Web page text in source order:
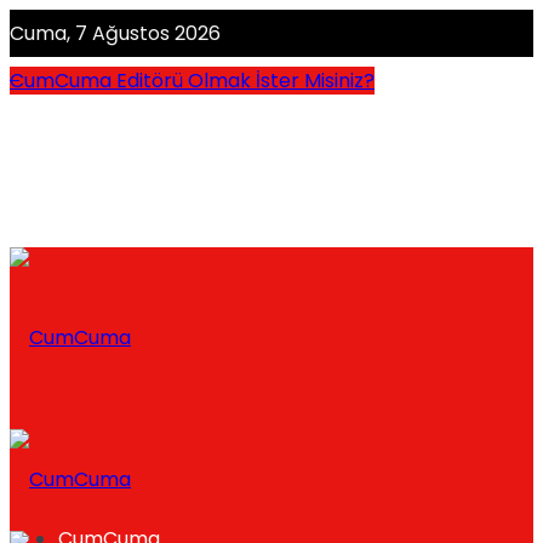
Cuma, 7 Ağustos 2026
CumCuma Editörü Olmak İster Misiniz?